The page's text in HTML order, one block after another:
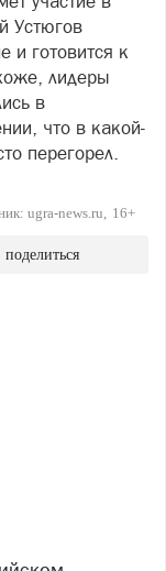
Устюгов
и готовится к
лидеры
в
что в какой-
перегорел.
ugra-news.ru 16+
поделиться